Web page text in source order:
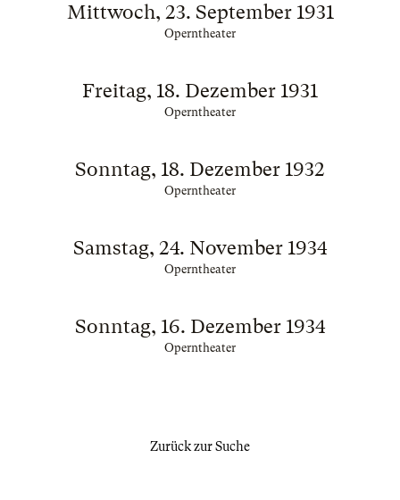
Mittwoch, 23. September 1931
Operntheater
Freitag, 18. Dezember 1931
Operntheater
Sonntag, 18. Dezember 1932
Operntheater
Samstag, 24. November 1934
Operntheater
Sonntag, 16. Dezember 1934
Operntheater
Zurück zur Suche